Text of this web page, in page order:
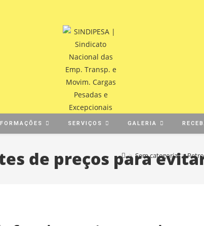
SERVIÇOS GALERIA
de preços para
> Sem categoria >